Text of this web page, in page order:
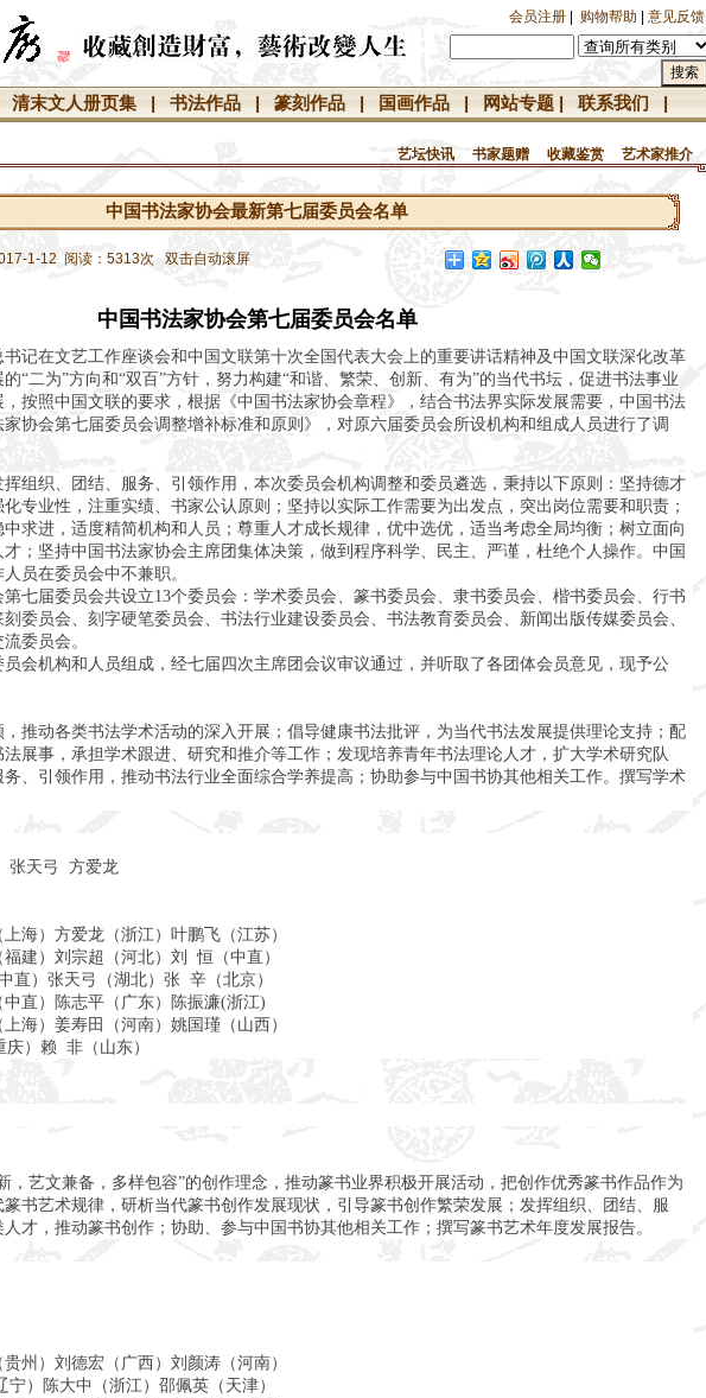
会员注册 购物帮助 意见反馈
清末文人册页集 书法作品 篆刻作品 国画作品 网站专题 联系我们
艺坛快讯 书家题赠 收藏鉴赏 艺术家推介
中国书法家协会最新第七届委员会名单
1-12 阅读：5313次 双击自动滚屏
中国书法家协会第七届委员会名单
记在文艺工作座谈会和中国文联第十次全国代表大会上的重要讲话精神及中国文联深化改革
“二为”方向和“双百”方针，努力构建“和谐、繁荣、创新、有为”的当代书坛，促进书法事业
按照中国文联的要求，根据《中国书法家协会章程》，结合书法界实际发展需要，中国书法
协会第七届委员会调整增补标准和原则》，对原六届委员会所设机构和组成人员进行了调
组织、团结、服务、引领作用，本次委员会机构调整和委员遴选，秉持以下原则：坚持德才
专业性，注重实绩、书家公认原则；坚持以实际工作需要为出发点，突出岗位需要和职责；
求进，适度精简机构和人员；尊重人才成长规律，优中选优，适当考虑全局均衡；树立面向
；坚持中国书法家协会主席团集体决策，做到程序科学、民主、严谨，杜绝个人操作。中国
员在委员会中不兼职。
七届委员会共设立13个委员会：学术委员会、篆书委员会、隶书委员会、楷书委员会、行书
委员会、刻字硬笔委员会、书法行业建设委员会、书法教育委员会、新闻出版传媒委员会、
委员会。
会机构和人员组成，经七届四次主席团会议审议通过，并听取了各团体会员意见，现予公
推动各类书法学术活动的深入开展；倡导健康书法批评，为当代书法发展提供理论支持；配
展事，承担学术跟进、研究和推介等工作；发现培养青年书法理论人才，扩大学术研究队
、引领作用，推动书法行业全面综合学养提高；协助参与中国书协其他相关工作。撰写学术
天弓 方爱龙
海）方爱龙（浙江）叶鹏飞（江苏）
建）刘宗超（河北）刘 恒（中直）
直）张天弓（湖北）张 辛（北京）
直）陈志平（广东）陈振濂(浙江)
海）姜寿田（河南）姚国瑾（山西）
）赖 非（山东）
，艺文兼备，多样包容”的创作理念，推动篆书业界积极开展活动，把创作优秀篆书作品作为
书艺术规律，研析当代篆书创作发展现状，引导篆书创作繁荣发展；发挥组织、团结、服
才，推动篆书创作；协助、参与中国书协其他相关工作；撰写篆书艺术年度发展报告。
州）刘德宏（广西）刘颜涛（河南）
）陈大中（浙江）邵佩英（天津）